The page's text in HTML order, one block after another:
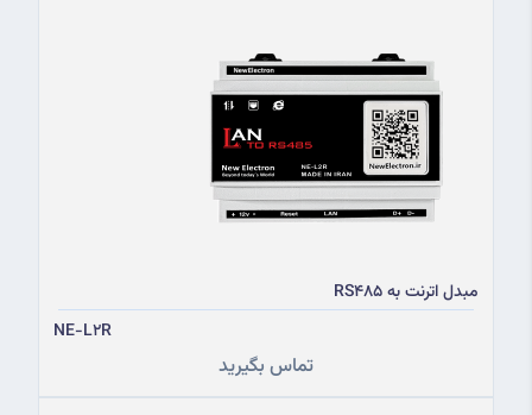
مبدل اترنت به RS485
NE-L2R
تماس بگیرید